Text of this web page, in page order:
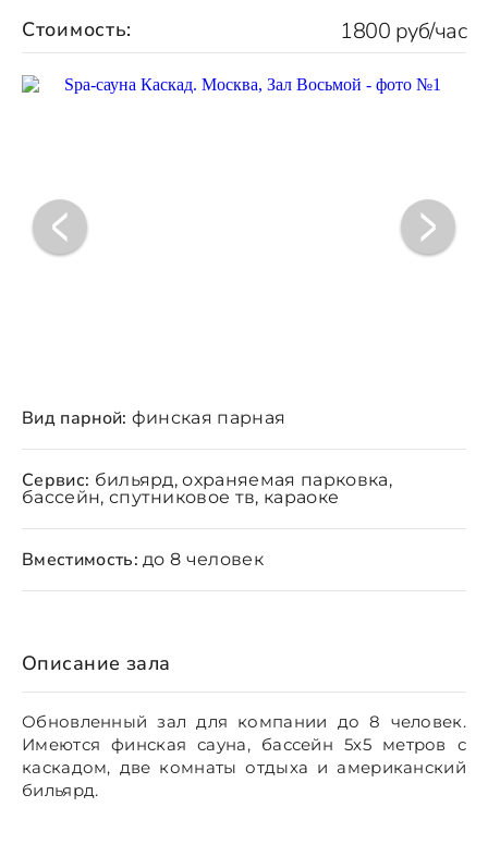
Стоимость: 1800 руб/час
Вид парной: финская парная
Сервис: бильярд, охраняемая парковка,
бассейн, спутниковое тв, караоке
Вместимость: до 8 человек
Описание зала
Обновленный зал для компании до 8 человек.
Имеются финская сауна, бассейн 5х5 метров с
каскадом, две комнаты отдыха и американский
бильярд.